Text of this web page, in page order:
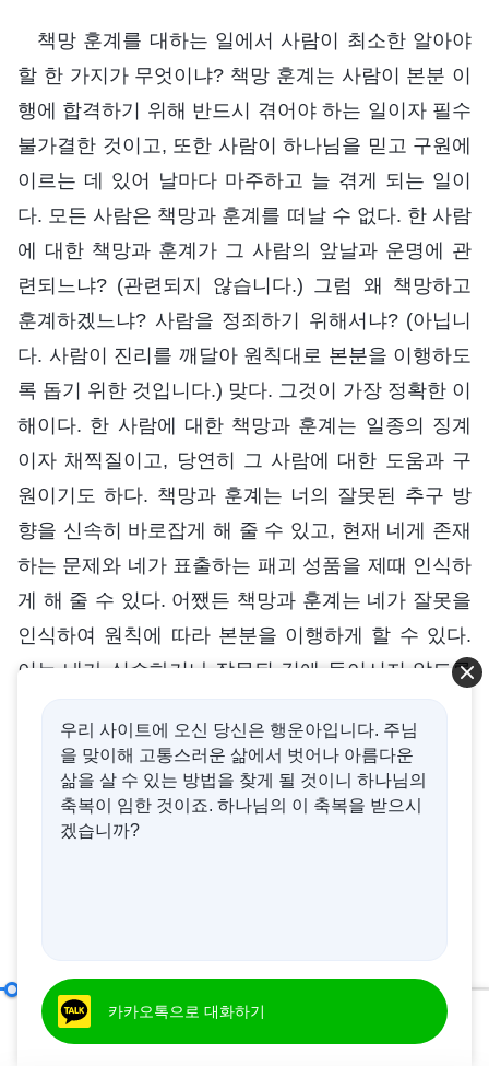
책망 훈계를 대하는 일에서 사람이 최소한 알아야
할 한 가지가 무엇이냐? 책망 훈계는 사람이 본분 이
행에 합격하기 위해 반드시 겪어야 하는 일이자 필수
불가결한 것이고, 또한 사람이 하나님을 믿고 구원에
이르는 데 있어 날마다 마주하고 늘 겪게 되는 일이
다. 모든 사람은 책망과 훈계를 떠날 수 없다. 한 사람
에 대한 책망과 훈계가 그 사람의 앞날과 운명에 관
련되느냐? (관련되지 않습니다.) 그럼 왜 책망하고
훈계하겠느냐? 사람을 정죄하기 위해서냐? (아닙니
다. 사람이 진리를 깨달아 원칙대로 본분을 이행하도
록 돕기 위한 것입니다.) 맞다. 그것이 가장 정확한 이
해이다. 한 사람에 대한 책망과 훈계는 일종의 징계
이자 채찍질이고, 당연히 그 사람에 대한 도움과 구
원이기도 하다. 책망과 훈계는 너의 잘못된 추구 방
향을 신속히 바로잡게 해 줄 수 있고, 현재 네게 존재
하는 문제와 네가 표출하는 패괴 성품을 제때 인식하
게 해 줄 수 있다. 어쨌든 책망과 훈계는 네가 잘못을
인식하여 원칙에 따라 본분을 이행하게 할 수 있다.
이는 네가 실수하거나 잘못된 길에 들어서지 않도록
게 해 줄 수도 있다. 이는 사람에게 가장 큰 도움이자
아니겠느냐? 양심과 이성이 있는 사람이라면
마땅히 책망과 훈계를 올바르게 대할 수 있어야 한
다. 적그리스도는 왜 책망 훈계를 받아들이지 못하겠
기 때문이다. 마음가짐을 볼 때, 적그리스도는 주로
진리를 받아들이지 않기 때문에 책망 훈계를 거부한
우리 사이트에 오신 당신은 행운아입니다. 주님
을 맞이해 고통스러운 삶에서 벗어나 아름다운
삶을 살 수 있는 방법을 찾게 될 것이니 하나님의
축복이 임한 것이죠. 하나님의 이 축복을 받으시
겠습니까?
카카오톡으로 대화하기